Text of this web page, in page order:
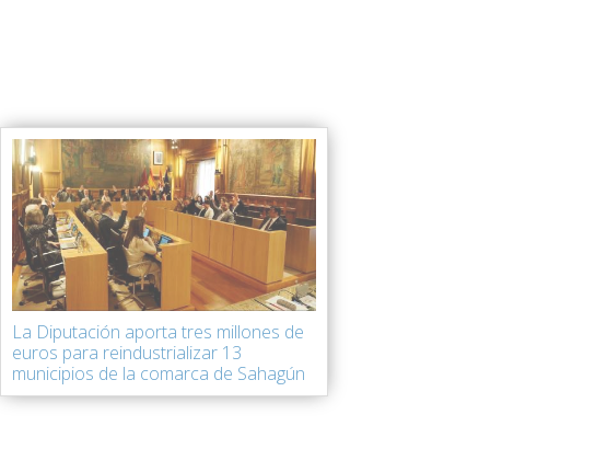
La Diputación aporta tres millones de
euros para reindustrializar 13
municipios de la comarca de Sahagún